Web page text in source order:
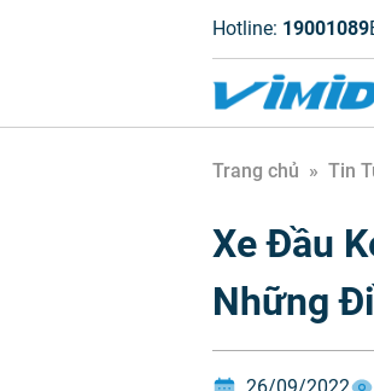
Hotline: 19001089
Trang chủ » Tin
Xe Đầu
Những
26/09/2022